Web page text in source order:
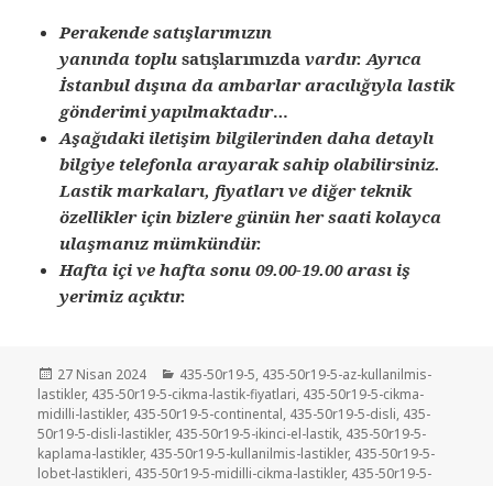
Perakende satışlarımızın
yanında toplu satışlarımızda vardır. Ayrıca
İstanbul dışına da ambarlar aracılığıyla lastik
gönderimi yapılmaktadır…
Aşağıdaki iletişim bilgilerinden daha detaylı
bilgiye telefonla arayarak sahip olabilirsiniz.
Lastik markaları, fiyatları ve diğer teknik
özellikler için bizlere günün her saati kolayca
ulaşmanız mümkündür.
Hafta içi ve hafta sonu 09.00-19.00 arası iş
yerimiz açıktır.
Yayın
tarihi
27 Nisan 2024 Kategoriler
435-50r19-5, 435-50r19-5-az-kullanilmis-
lastikler, 435-50r19-5-cikma-lastik-fiyatlari, 435-50r19-5-cikma-
midilli-lastikler, 435-50r19-5-continental, 435-50r19-5-disli, 435-
50r19-5-disli-lastikler, 435-50r19-5-ikinci-el-lastik, 435-50r19-5-
kaplama-lastikler, 435-50r19-5-kullanilmis-lastikler, 435-50r19-5-
lobet-lastikleri, 435-50r19-5-midilli-cikma-lastikler, 435-50r19-5-